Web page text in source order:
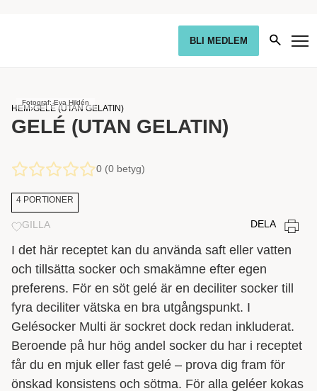
BLI MEDLEM
HEM›GELÉ (UTAN GELATIN)
Fotograf: Eva Hildén
GELÉ (UTAN GELATIN)
0 (0 betyg)
4 PORTIONER
GILLA DELA
I det här receptet kan du använda saft eller vatten
och tillsätta socker och smakämne efter egen
preferens. För en söt gelé är en deciliter socker till
fyra deciliter vätska en bra utgångspunkt. I
Gelésocker Multi är sockret dock redan inkluderat.
Beroende på hur hög andel socker du har i receptet
får du en mjuk eller fast gelé – prova dig fram för
önskad konsistens och sötma. För alla geléer kokas